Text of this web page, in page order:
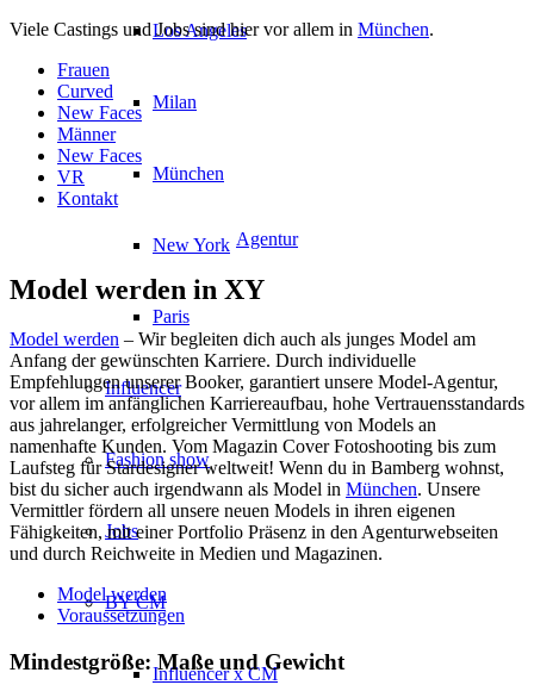
Los Angeles
Milan
München
New York
Paris
Influencer
Fashion show
Jobs
BY CM
Influencer x CM
Viele Castings und Jobs sind hier vor allem in München.
Frauen
Curved
New Faces
Männer
New Faces
VR
Kontakt
Agentur
Model werden in XY
Model werden – Wir begleiten dich auch als junges Model am
Anfang der gewünschten Karriere. Durch individuelle
Empfehlungen unserer Booker, garantiert unsere Model-Agentur,
vor allem im anfänglichen Karriereaufbau, hohe Vertrauensstandards
aus jahrelanger, erfolgreicher Vermittlung von Models an
namenhafte Kunden. Vom Magazin Cover Fotoshooting bis zum
Laufsteg für Stardesigner weltweit! Wenn du in Bamberg wohnst,
bist du sicher auch irgendwann als Model in München. Unsere
Vermittler fördern all unsere neuen Models in ihren eigenen
Fähigkeiten, mit einer Portfolio Präsenz in den Agenturwebseiten
und durch Reichweite in Medien und Magazinen.
Model werden
Voraussetzungen
Mindestgröße: Maße und Gewicht